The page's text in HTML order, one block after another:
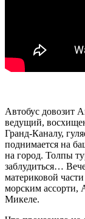
Автобус довозит
ведущий,
Гранд-Каналу,
поднимается на
на город. Толпы
заблудиться…
материковой
морским ассорти,
Микеле.